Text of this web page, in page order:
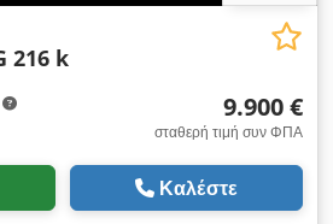
216 k
9.900 €
σταθερή τιμή συν ΦΠΑ
Καλέστε